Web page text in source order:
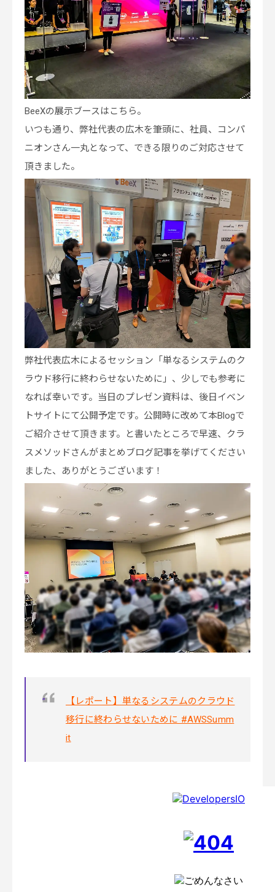
BeeXの展示ブースはこちら。
いつも通り、弊社代表の広木を筆頭に、社員、コンパ
ニオンさん一丸となって、できる限りのご対応させて
頂きました。
弊社代表広木によるセッション「単なるシステムのク
ラウド移行に終わらせないために」、少しでも参考に
なれば幸いです。当日のプレゼン資料は、後日イベン
トサイトにて公開予定です。公開時に改めて本Blogで
ご紹介させて頂きます。と書いたところで早速、クラ
スメソッドさんがまとめブログ記事を挙げてください
ました、ありがとうございます！
【レポート】単なるシステムのクラウド
移行に終わらせないために #AWSSumm
it